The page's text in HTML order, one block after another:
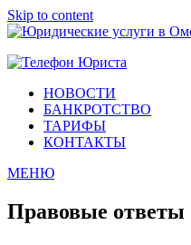
Skip to content
Юридические услуги в
НОВОСТИ
БАНКРОТСТВО
ТАРИФЫ
КОНТАКТЫ
МЕНЮ
Правовые ответы